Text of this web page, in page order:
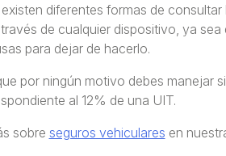
diferentes formas de
de cualquier dispositivo, ya
para dejar de hacerlo.
por ningún motivo debes manejar
al 12% de una UIT.
sobre seguros vehiculares en